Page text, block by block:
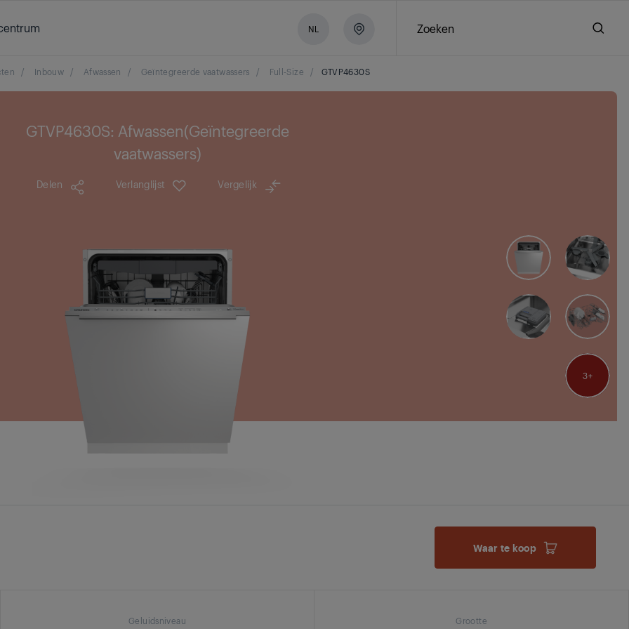
NL Zoeken
/ Inbouw / Afwassen / Geïntegreerde vaatwassers / Full-Size / GTVP4630S
GTVP4630S: Afwassen(Geïntegreerde
vaatwassers)
Delen Verlanglijst Vergelijk
3
Waar te koop
Geluidsniveau Grootte